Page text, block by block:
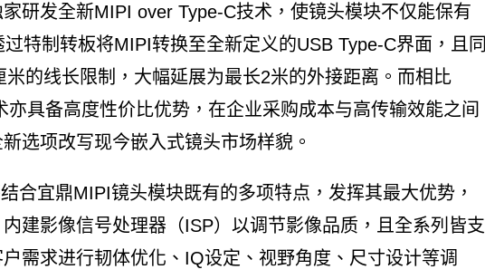
研发全新MIPI over Type-C技术，使镜头模块不仅能保有
特制转板将MIPI转换至全新定义的USB Type-C界面，且同
米的线长限制，大幅延展为最长2米的外接距离。而相比
亦具备高度性价比优势，在企业采购成本与高传输效能之间
选项改写现今嵌入式镜头市场样貌。
合宜鼎MIPI镜头模块既有的多项特点，发挥其最大优势，
建影像信号处理器（ISP）以调节影像品质，且全系列皆支
需求进行韧体优化、IQ设定、视野角度、尺寸设计等调